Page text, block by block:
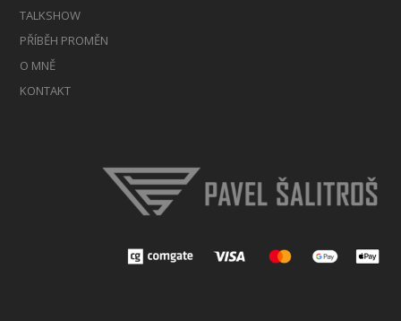
TALKSHOW
PŘÍBĚH PROMĚN
O MNĚ
KONTAKT